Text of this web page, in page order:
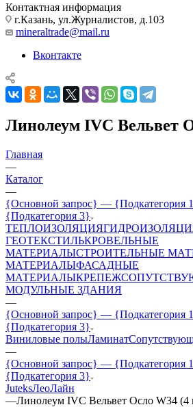
Контактная информация
г.Казань, ул.Журналистов, д.103
mineraltrade@mail.ru
Вконтакте
Линолеум IVC Вельвет
Главная
—
Каталог
—
{Основной запрос} — {Подкатегория
{Подкатегория 3}
ТЕПЛОИЗОЛЯЦИЯ
ГЕОТЕКСТИЛЬКРОВЕЛЬНЫЕ
МАТЕРИАЛЫСТРОИТЕЛЬНЫЕ
МАТЕРИАЛЫФАСАДНЫЕ
МАТЕРИАЛЫКРЕПЕЖ
МОДУЛЬНЫЕ ЗДАНИЯ
—
{Основной запрос} — {Подкатегория
{Подкатегория 3}
Виниловые полыЛаминат
—
{Основной запрос} — {Подкатегория
{Подкатегория 3}
JuteksЛеоЛайн
—Линолеум IVC Вельвет Осло W34 (4